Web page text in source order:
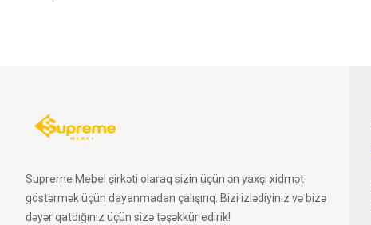
Supreme Mebel şirkəti olaraq sizin üçün ən yaxşı xidmət
göstərmək üçün dayanmadan çalışırıq. Bizi izlədiyiniz və bizə
dəyər qatdığınız üçün sizə təşəkkür edirik!